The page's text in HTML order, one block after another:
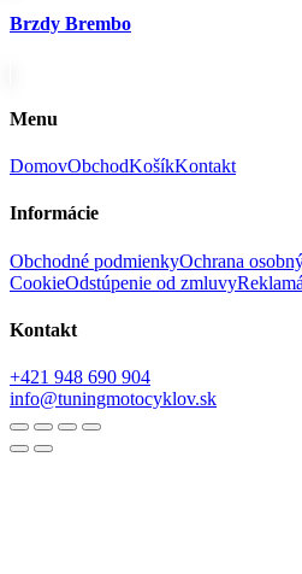
Brzdy Brembo
Menu
DomovObchodKošíkKontakt
Informácie
Obchodné podmienkyOchrana
CookieOdstúpenie od zmluvy
Kontakt
+421 948 690 904
info@tuningmotocyklov.sk